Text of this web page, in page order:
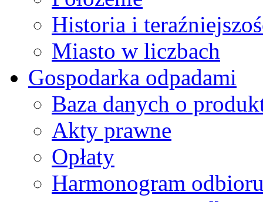
Historia i
Miasto w liczbach
Gospodarka odpadami
Baza danych o
Akty prawne
Opłaty
Harmonogram